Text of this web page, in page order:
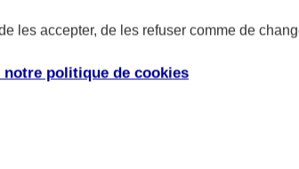
les accepter, de les refuser comme de
notre politique de cookies